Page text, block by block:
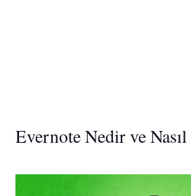
Evernote Nedir ve